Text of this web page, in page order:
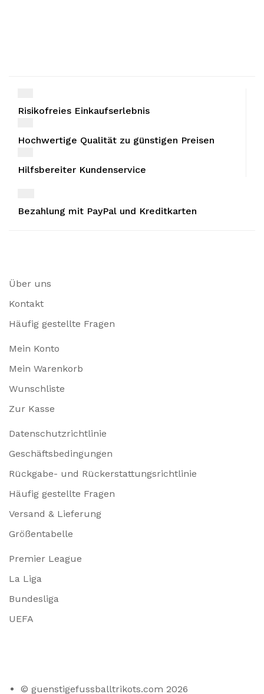
Risikofreies Einkaufserlebnis
Hochwertige Qualität zu günstigen Preisen
Hilfsbereiter Kundenservice
Bezahlung mit PayPal und Kreditkarten
Über uns
Kontakt
Häufig gestellte Fragen
Mein Konto
Mein Warenkorb
Wunschliste
Zur Kasse
Datenschutzrichtlinie
Geschäftsbedingungen
Rückgabe- und Rückerstattungsrichtlinie
Häufig gestellte Fragen
Versand & Lieferung
Größentabelle
Premier League
La Liga
Bundesliga
UEFA
© guenstigefussballtrikots.com 2026